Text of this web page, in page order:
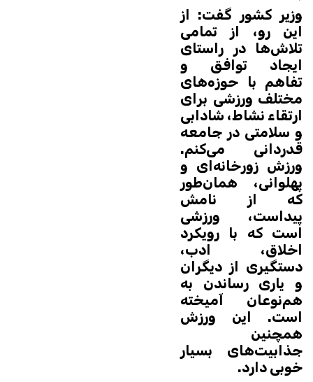
وزیر کشور گفت: از
این رو، از تمامی
تلاش‌ها در راستای
ایجاد توافق و
تفاهم با حوزه‌های
مختلف ورزشی برای
ارتقاء نشاط، شادابی
و سلامتی در جامعه
قدردانی می‌کنم.
ورزش زورخانه‌ای و
پهلوانی، همان‌طور
که از نامش
پیداست، ورزشی
است که با رویکرد
اخلاق، ادب،
دستگیری از دیگران
و یاری رساندن به
هم‌نوعان آمیخته
است. این ورزش
همچنین
جذابیت‌های بسیار
خوبی دارد.